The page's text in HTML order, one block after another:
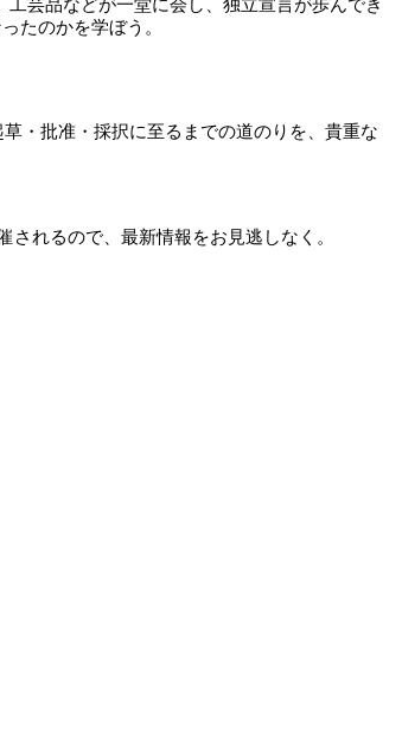
芸品などが一堂に会し、独立宣言が歩んでき
たのかを学ぼう。
・批准・採択に至るまでの道のりを、貴重な
されるので、最新情報をお見逃しなく。